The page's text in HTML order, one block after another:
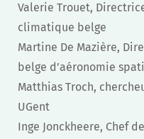
Valerie Trouet,
climatique belge
Martine De Mazière,
belge d’aéronomie
Matthias Troch,
UGent
Inge Jonckheere, Chef